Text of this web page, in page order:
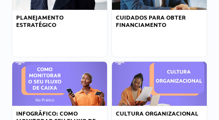
PLANEJAMENTO
ESTRATÉGICO
CUIDADOS PARA OBTER
FINANCIAMENTO
INFOGRÁFICO: COMO
CULTURA ORGANIZACIONAL